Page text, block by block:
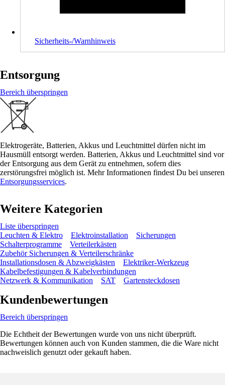
Sicherheits-/Warnhinweis
Entsorgung
Bereich überspringen
Elektrogeräte, Batterien, Akkus und Leuchtmittel dürfen nicht im
Hausmüll entsorgt werden. Batterien, Akkus und Leuchtmittel sind vor
der Entsorgung aus dem Gerät zu entnehmen, sofern dies
zerstörungsfrei möglich ist. Mehr Informationen findest Du bei unseren
Entsorgungsservices.
Weitere Kategorien
Liste überspringen
Leuchten & Elektro
Elektroinstallation
Sicherungen
Schalterprogramme
Verteilerkästen
Zubehör Sicherungen & Verteilerschränke
Installationsdosen & Abzweigkästen
Elektriker-Werkzeug
Kabelbefestigungen & Kabelverbindungen
Netzwerk & Kommunikation
SAT Gartensteckdosen
Kundenbewertungen
Bereich überspringen
Die Echtheit der Bewertungen wurde von uns nicht überprüft.
Bewertungen können auch von Kunden stammen, die die Ware nicht
nachweislich genutzt oder gekauft haben.